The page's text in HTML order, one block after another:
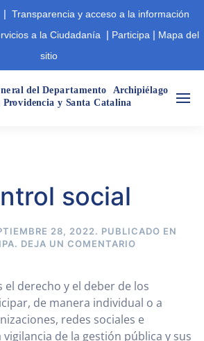
Transparencia y acceso a la información
a la Ciudadanía | Participa | Mapa del
sitio
ral del Departamento Archipiélago
Providencia y Santa Catalina
social
28, 2022. PUBLICADO EN
. DEJA UN COMENTARIO
el derecho y el deber de los
de manera individual o a
redes sociales e
de la gestión pública y sus